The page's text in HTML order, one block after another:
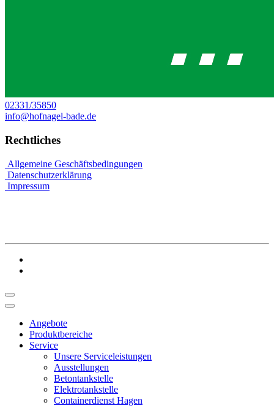
02331/35850
info@hofnagel-bade.de
Rechtliches
Allgemeine Geschäftsbedingungen
Datenschutzerklärung
Impressum
Angebote
Produktbereiche
Service
Unsere Serviceleistungen
Ausstellungen
Betontankstelle
Elektrotankstelle
Containerdienst Hagen